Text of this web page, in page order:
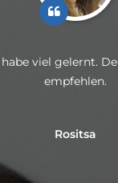
viel gelernt.
empfehlen.
Rositsa